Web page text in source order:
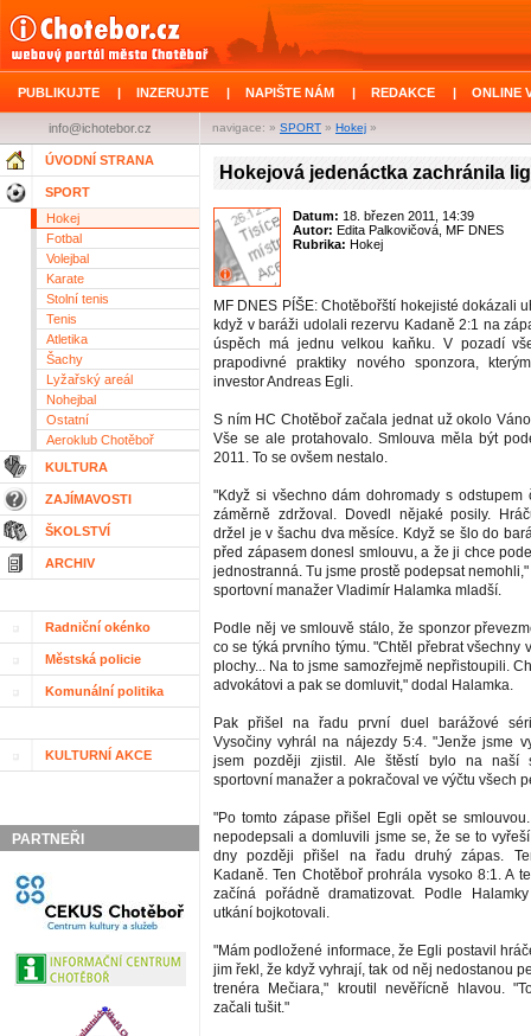
PUBLIKUJTE | INZERUJTE | NAPIŠTE NÁM | REDAKCE | ONLINE
navigace: » SPORT » Hokej »
info@ichotebor.cz
ÚVODNÍ STRANA
SPORT
Hokej
Fotbal
Volejbal
Karate
Stolní tenis
Tenis
Atletika
Šachy
Lyžařský areál
Nohejbal
Ostatní
Aeroklub Chotěboř
KULTURA
ZAJÍMAVOSTI
ŠKOLSTVÍ
ARCHIV
Radniční okénko
Městská policie
Komunální politika
KULTURNÍ AKCE
PARTNEŘI
Hokejová jedenáctka zachránila
Datum: 18. březen 2011, 14:39
Autor: Edita Palkovičová, MF DNES
Rubrika: Hokej
MF DNES PÍŠE: Chotěbořští hokejisté dokázali
když v baráži udolali rezervu Kadaně 2:1 na
úspěch má jednu velkou kaňku. V pozadí
prapodivné praktiky nového sponzora,
investor Andreas Egli.
S ním HC Chotěboř začala jednat už okolo
Vše se ale protahovalo. Smlouva měla být
2011. To se ovšem nestalo.
"Když si všechno dám dohromady s odstupem
záměrně zdržoval. Dovedl nějaké posily.
držel je v šachu dva měsíce. Když se šlo do
před zápasem donesl smlouvu, a že ji chce
jednostranná. Tu jsme prostě podepsat
sportovní manažer Vladimír Halamka mladší.
Podle něj ve smlouvě stálo, že sponzor
co se týká prvního týmu. "Chtěl přebrat všechny
plochy... Na to jsme samozřejmě nepřistoupili.
advokátovi a pak se domluvit," dodal Halamka.
Pak přišel na řadu první duel barážové
Vysočiny vyhrál na nájezdy 5:4. "Jenže jsme
jsem později zjistil. Ale štěstí bylo na naší
sportovní manažer a pokračoval ve výčtu všech
"Po tomto zápase přišel Egli opět se
nepodepsali a domluvili jsme se, že se to
dny později přišel na řadu druhý zápas.
Kadaně. Ten Chotěboř prohrála vysoko 8:1. A
začíná pořádně dramatizovat. Podle
utkání bojkotovali.
"Mám podložené informace, že Egli postavil
jim řekl, že když vyhrají, tak od něj nedostanou
trenéra Mečiara," kroutil nevěřícně hlavou.
začali tušit."